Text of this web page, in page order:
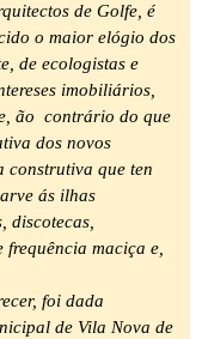
de Golfe, é
o maior elógio dos
de ecologistas e
imobiliários,
ão contrário do que
dos novos
que ten
ás ilhas
discotecas,
frequência maciça e,
foi dada
de Vila Nova de